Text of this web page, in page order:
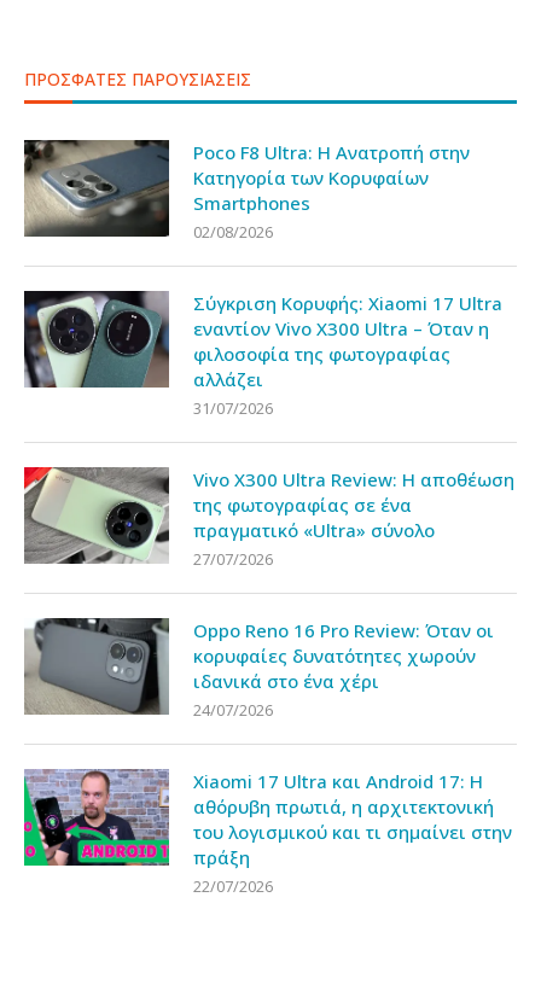
ΠΡΟΣΦΑΤΕΣ ΠΑΡΟΥΣΙΑΣΕΙΣ
Poco F8 Ultra: Η Ανατροπή στην
Κατηγορία των Κορυφαίων
Smartphones
02/08/2026
Σύγκριση Κορυφής: Xiaomi 17 Ultra
εναντίον Vivo X300 Ultra – Όταν η
φιλοσοφία της φωτογραφίας
αλλάζει
31/07/2026
Vivo X300 Ultra Review: Η αποθέωση
της φωτογραφίας σε ένα
πραγματικό «Ultra» σύνολο
27/07/2026
Oppo Reno 16 Pro Review: Όταν οι
κορυφαίες δυνατότητες χωρούν
ιδανικά στο ένα χέρι
24/07/2026
Xiaomi 17 Ultra και Android 17: Η
αθόρυβη πρωτιά, η αρχιτεκτονική
του λογισμικού και τι σημαίνει στην
πράξη
22/07/2026